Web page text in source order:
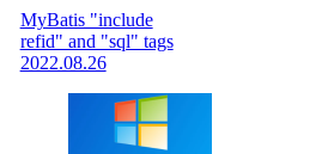
MyBatis "include
refid" and "sql" tags
2022.08.26